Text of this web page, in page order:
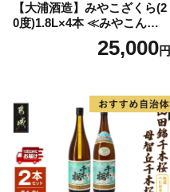
【大浦酒造】みやこざくら(2
0度)1.8L×4本 ≪みやこんじょ
特急便≫_AD-077125,000円